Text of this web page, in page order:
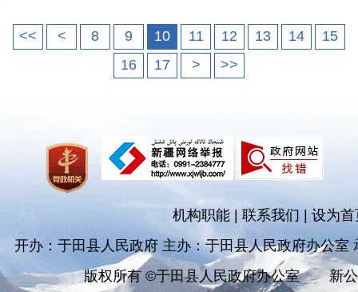
<< < 8 9 10 11 12 13 14
15
16
17 > >>
机构职能 联系我们|设为首
开办：于田县人民政府 主办：于田县人民政府办公室
版权所有 ©于田县人民政府办公室
新